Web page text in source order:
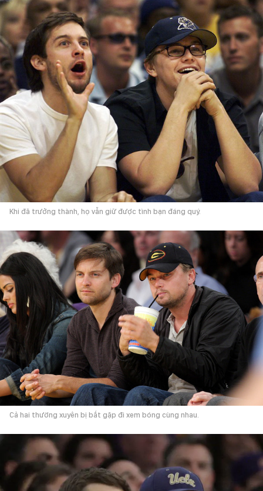
Khi đã trưởng thành, họ vẫn giữ được tình bạn đáng quý.
Cả hai thường xuyên bị bắt gặp đi xem bóng cùng nhau.